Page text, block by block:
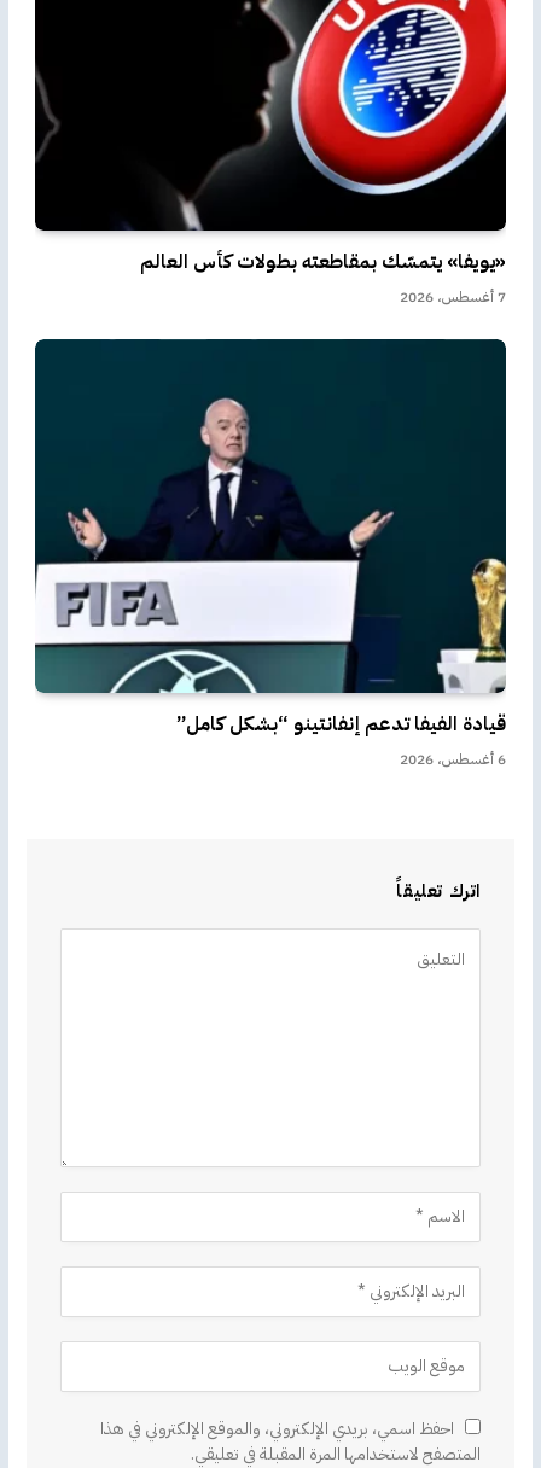
«يويفا» يتمسّك بمقاطعته بطولات كأس العالم
7 أغسطس، 2026
قيادة الفيفا تدعم إنفانتينو “بشكل كامل”
6 أغسطس، 2026
اترك تعليقاً
احفظ اسمي، بريدي الإلكتروني، والموقع الإلكتروني في هذا
المتصفح لاستخدامها المرة المقبلة في تعليقي.